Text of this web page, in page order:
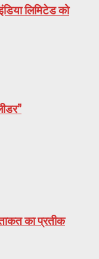
लिमिटेड को
का प्रतीक